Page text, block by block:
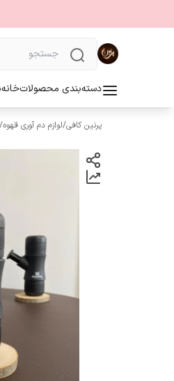
دسته‌بندی محصولاتخانه
پرنین کافی/لوازم دم آوری قهوه/